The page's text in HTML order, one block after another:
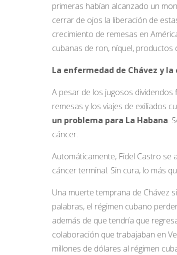
primeras habían alcanzado un
cerrar de ojos la liberación de
crecimiento de remesas en
cubanas de ron, níquel, productos
La enfermedad de Chávez y
A pesar de los jugosos
remesas y los viajes de exiliados
un problema para La Habana.
cáncer.
Automáticamente, Fidel Castro se
cáncer terminal. Sin cura, lo más
Una muerte temprana de Chávez
palabras, el régimen cubano
además de que tendría que
colaboración que trabajaban en
millones de dólares al régimen